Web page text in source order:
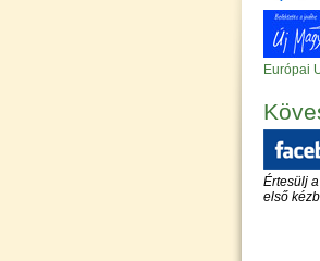
Európai
Értesülj
első